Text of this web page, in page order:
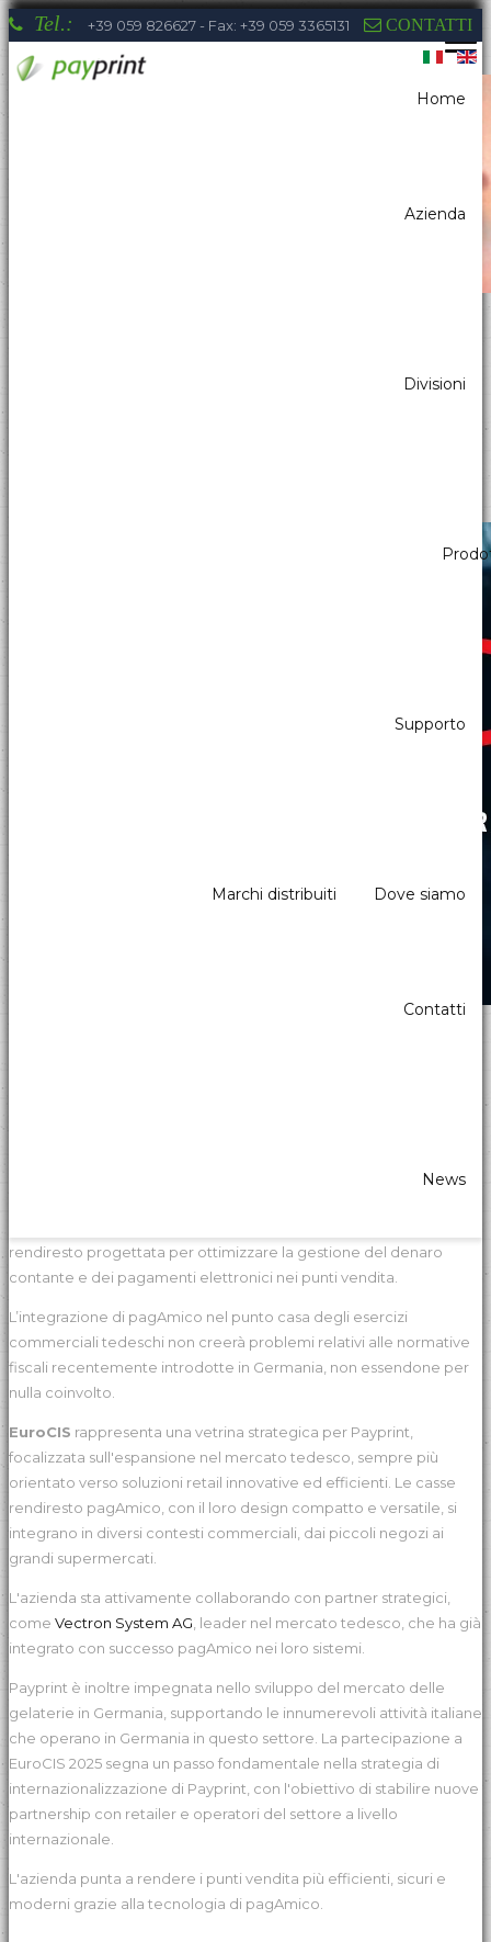
Tel.: +39 059 826627 - Fax: +39 059 3365131 CONTATTI
Home
Azienda
Divisioni
Supporto
Marchi distribuiti Dove siamo
Contatti
News
distributori automatici, elettromedicale,
14
rendiresto progettata per ottimizzare la gestione del denaro
contante e dei pagamenti elettronici nei punti vendita.
L’integrazione di pagAmico nel punto casa degli esercizi
commerciali tedeschi non creerà problemi relativi alle normative
fiscali recentemente introdotte in Germania, non essendone per
nulla coinvolto.
EuroCIS rappresenta una vetrina strategica per Payprint,
focalizzata sull'espansione nel mercato tedesco, sempre più
orientato verso soluzioni retail innovative ed efficienti. Le casse
rendiresto pagAmico, con il loro design compatto e versatile, si
integrano in diversi contesti commerciali, dai piccoli negozi ai
grandi supermercati.
L'azienda sta attivamente collaborando con partner strategici,
come Vectron System AG , leader nel mercato tedesco, che ha già
integrato con successo pagAmico nei loro sistemi.
Payprint è inoltre impegnata nello sviluppo del mercato delle
gelaterie in Germania, supportando le innumerevoli attività italiane
che operano in Germania in questo settore. La partecipazione a
EuroCIS 2025 segna un passo fondamentale nella strategia di
internazionalizzazione di Payprint, con l'obiettivo di stabilire nuove
partnership con retailer e operatori del settore a livello
internazionale.
L'azienda punta a rendere i punti vendita più efficienti, sicuri e
moderni grazie alla tecnologia di pagAmico.